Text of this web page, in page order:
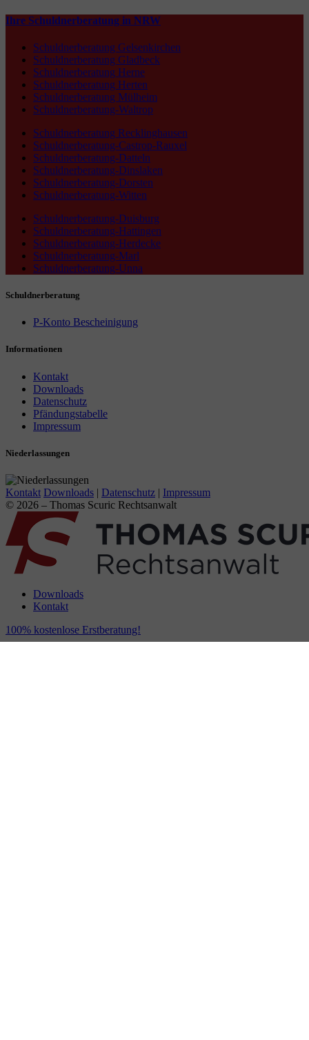
Ihre Schuldnerberatung in NRW
Schuldnerberatung Gelsenkirchen
Schuldnerberatung Gladbeck
Schuldnerberatung Herne
Schuldnerberatung Herten
Schuldnerberatung Mülheim
Schuldnerberatung-Waltrop
Schuldnerberatung Recklinghausen
Schuldnerberatung-Castrop-Rauxel
Schuldnerberatung-Datteln
Schuldnerberatung-Dinslaken
Schuldnerberatung-Dorsten
Schuldnerberatung-Witten
Schuldnerberatung-Duisburg
Schuldnerberatung-Hattingen
Schuldnerberatung-Herdecke
Schuldnerberatung-Marl
Schuldnerberatung-Unna
Schuldnerberatung
P-Konto Bescheinigung
Informationen
Kontakt
Downloads
Datenschutz
Pfändungstabelle
Impressum
Niederlassungen
Kontakt Downloads | Datenschutz | Impressum
© 2026 – Thomas Scuric Rechtsanwalt
Downloads
Kontakt
100% kostenlose Erstberatung!